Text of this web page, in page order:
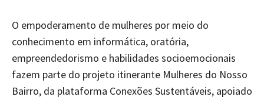
O empoderamento de mulheres por meio do
conhecimento em informática, oratória,
empreendedorismo e habilidades socioemocionais
fazem parte do projeto itinerante Mulheres do Nosso
Bairro, da plataforma Conexões Sustentáveis, apoiado